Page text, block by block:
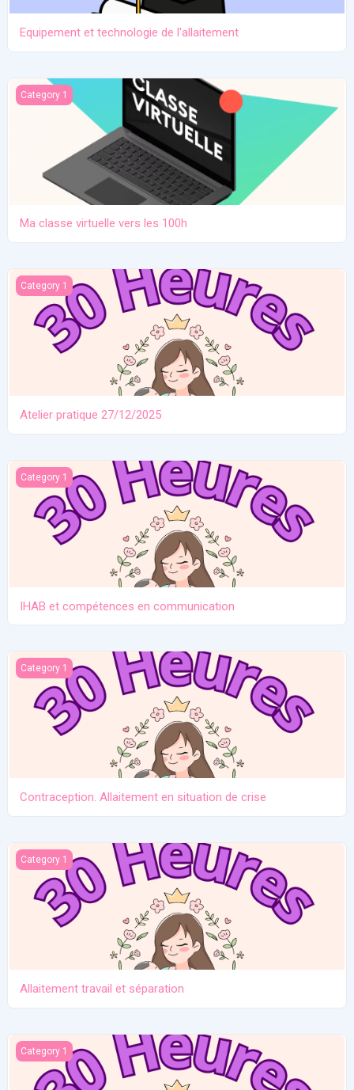
Equipement et technologie de l'allaitement
Ma classe virtuelle vers les 100h
Category 1
Ma classe virtuelle vers les 100h
Atelier pratique 27/12/2025
Category 1
Atelier pratique 27/12/2025
IHAB et compétences en communication
Category 1
IHAB et compétences en communication
Contraception. Allaitement en situation de crise
Category 1
Contraception. Allaitement en situation de crise
Allaitement travail et séparation
Category 1
Allaitement travail et séparation
Introduction des solides
Category 1